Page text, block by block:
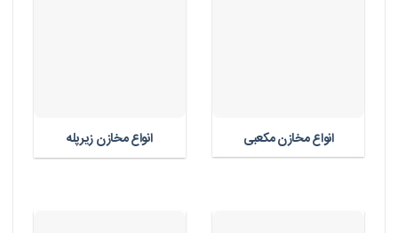
انواع مخازن مکعبی انواع مخازن زیرپله